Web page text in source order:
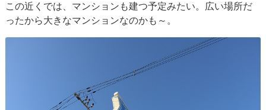
この近くでは、マンションも建つ予定みたい。広い場所だ
ったから大きなマンションなのかも～。